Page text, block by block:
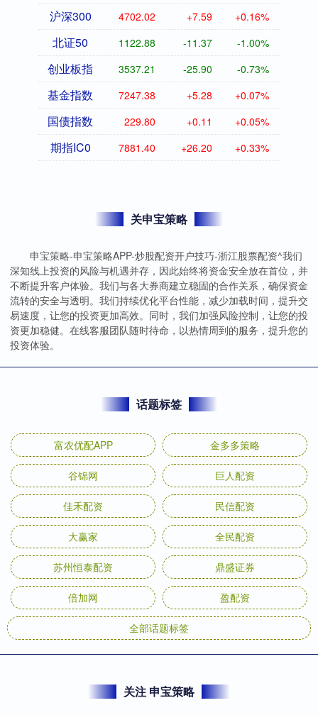
沪深300 4702.02 +7.59 +0.16%
北证50 1122.88 -11.37 -1.00%
创业板指 3537.21 -25.90 -0.73%
基金指数 7247.38 +5.28 +0.07%
国债指数 229.80 +0.11 +0.05%
期指IC0 7881.40 +26.20 +0.33%
关申宝策略
申宝策略-申宝策略APP-炒股配资开户技巧-浙江股票配资^我们
深知线上投资的风险与机遇并存，因此始终将资金安全放在首位，并
不断提升客户体验。我们与各大券商建立稳固的合作关系，确保资金
流转的安全与透明。我们持续优化平台性能，减少加载时间，提升交
易速度，让您的投资更加高效。同时，我们加强风险控制，让您的投
资更加稳健。在线客服团队随时待命，以热情周到的服务，提升您的
投资体验。
话题标签
富农优配APP 金多多策略
谷锦网 巨人配资
佳禾配资 民信配资
大赢家 全民配资
苏州恒泰配资 鼎盛证券
倍加网 盈配资
全部话题标签
关注 申宝策略